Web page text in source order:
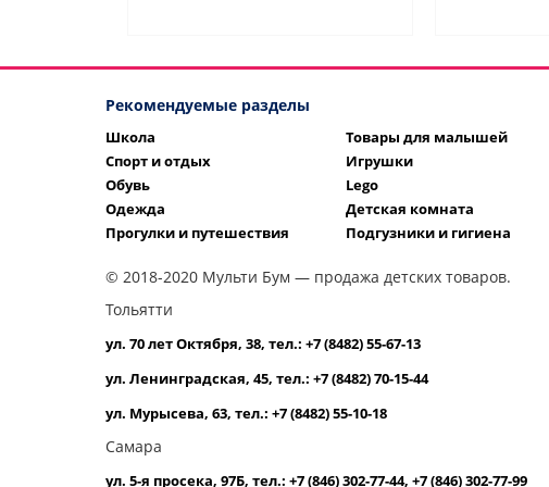
Рекомендуемые разделы
Школа
Спорт и отдых
Обувь
Одежда
Прогулки и путешествия
Товары для малышей
Игрушки
Lego
Детская комната
Подгузники и гигиена
© 2018-2020 Мульти Бум — продажа детских товаров.
Тольятти
ул. 70 лет Октября, 38, тел.: +7 (8482) 55-67-13
ул. Ленинградская, 45, тел.: +7 (8482) 70-15-44
ул. Мурысева, 63, тел.: +7 (8482) 55-10-18
Самара
ул. 5-я просека, 97Б, тел.: +7 (846) 302-77-44, +7 (846) 302-77-99